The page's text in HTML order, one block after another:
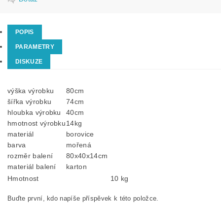
POPIS
PARAMETRY
DISKUZE
výška výrobku
80cm
šířka výrobku
74cm
hloubka výrobku
40cm
hmotnost výrobku14kg
materiál
borovice
barva
mořená
rozměr balení
80x40x14cm
materiál balení
karton
Hmotnost
10 kg
Buďte první, kdo napíše příspěvek k této položce.